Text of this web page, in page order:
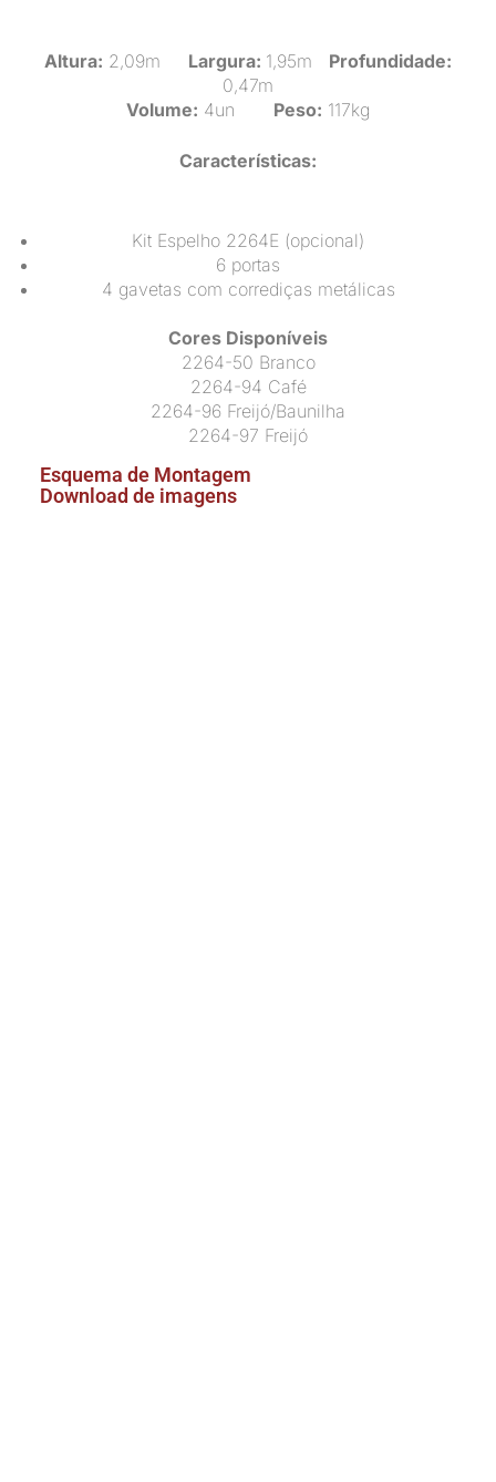
Altura: 2,09m Largura: 1,95m Profundidade:
0,47m
Volume: 4un Peso: 117kg
Características:
Kit Espelho 2264E (opcional)
6 portas
4 gavetas com corrediças metálicas
Cores Disponíveis
2264-50 Branco
2264-94 Café
2264-96 Freijó/Baunilha
2264-97 Freijó
Esquema de Montagem
Download de imagens